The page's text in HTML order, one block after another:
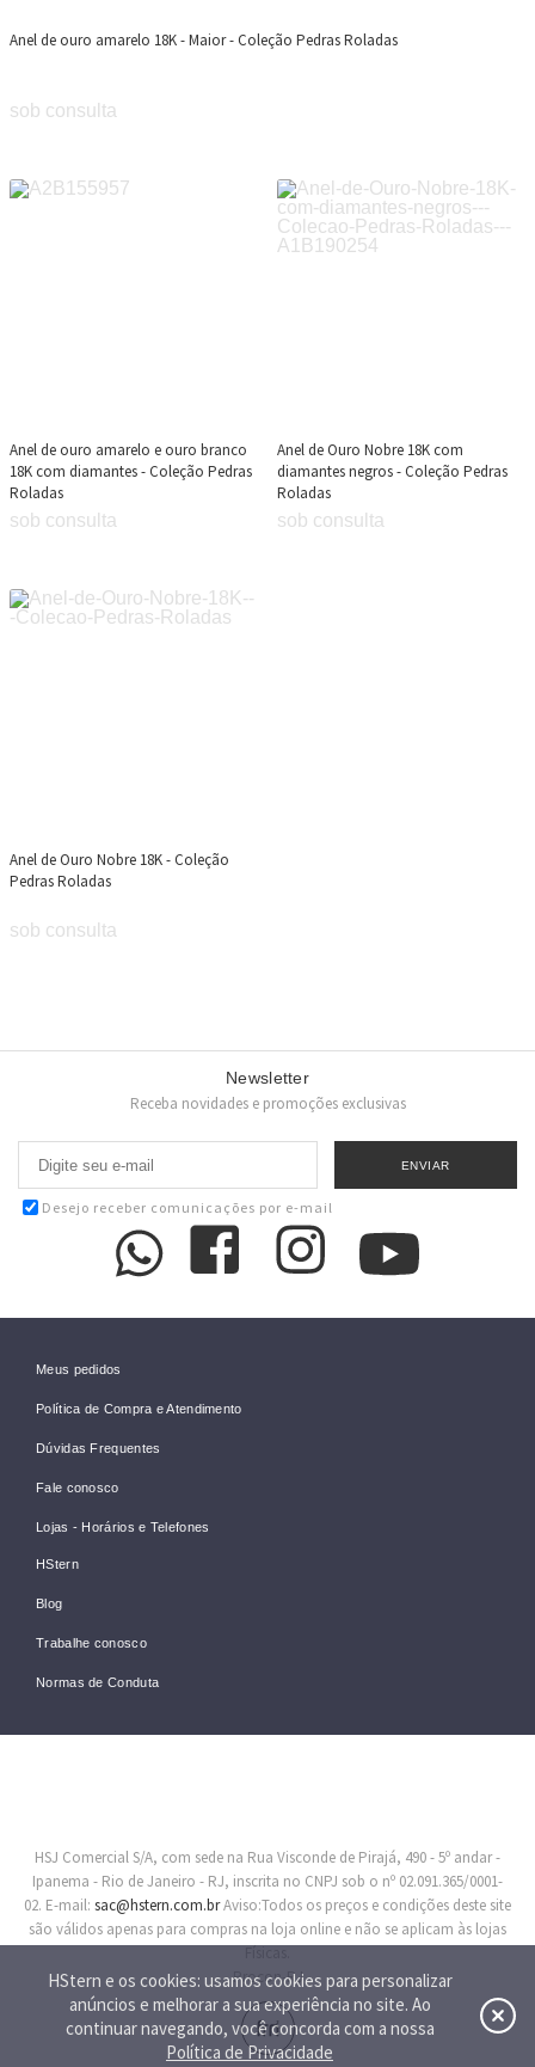
HStern e os cookies: usamos cookies para personalizar
anúncios e melhorar a sua experiência no site. Ao
continuar navegando, você concorda com a nossa
Política de Privacidade
Anel de ouro amarelo 18K - Maior - Coleção Pedras Roladas
sob consulta
Anel de ouro amarelo e ouro branco
18K com diamantes - Coleção Pedras
Roladas
sob consulta
Anel de Ouro Nobre 18K com
diamantes negros - Coleção Pedras
Roladas
sob consulta
Anel de Ouro Nobre 18K - Coleção
Pedras Roladas
sob consulta
Newsletter
Receba novidades e promoções exclusivas
Desejo receber comunicações por e-mail
Meus pedidos
Política de Compra e Atendimento
Dúvidas Frequentes
Fale conosco
Lojas - Horários e Telefones
HStern
Blog
Trabalhe conosco
Normas de Conduta
HSJ Comercial S/A, com sede na Rua Visconde de Pirajá, 490 - 5º andar -
Ipanema - Rio de Janeiro - RJ, inscrita no CNPJ sob o nº 02.091.365/0001-
02. E-mail: sac@hstern.com.brAviso:Todos os preços e condições deste site
são válidos apenas para compras na loja online e não se aplicam às lojas
Procon-RJ